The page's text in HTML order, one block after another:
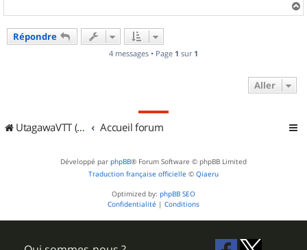
a
Répondre
4 messages • Page 1 sur 1
Aller
UtagawaVTT (Randos VTT et VTTAE avec traces GPS) Accueil forum
Développé par phpBB® Forum Software © phpBB Limited
Traduction française officielle © Qiaeru
Optimized by: phpBB SEO
Confidentialité | Conditions